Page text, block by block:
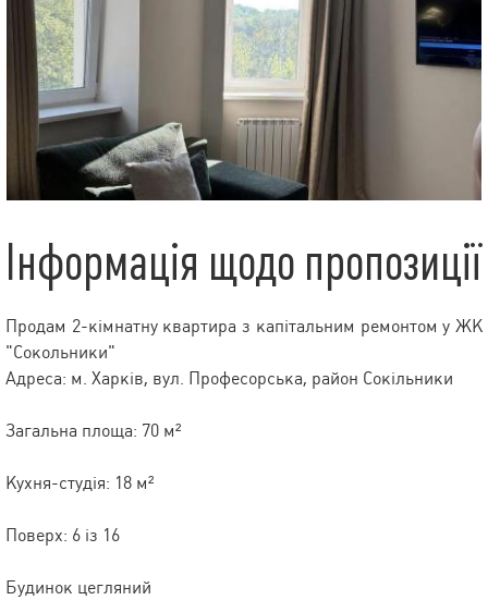
Інформація щодо пропозиції
Продам 2-кімнатну квартира з капітальним ремонтом у ЖК
"Сокольники"
Адреса: м. Харків, вул. Професорська, район Сокільники
Загальна площа: 70 м²
Кухня-студія: 18 м²
Поверх: 6 із 16
Будинок цегляний